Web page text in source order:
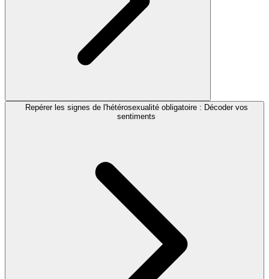
Repérer les signes de l'hétérosexualité obligatoire : Décoder vos
sentiments